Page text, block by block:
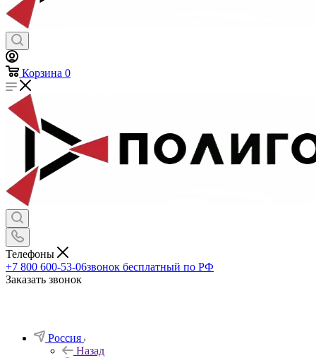
Корзина 0
Телефоны
+7 800 600-53-06звонок бесплатный по РФ
Заказать звонок
Россия
Назад